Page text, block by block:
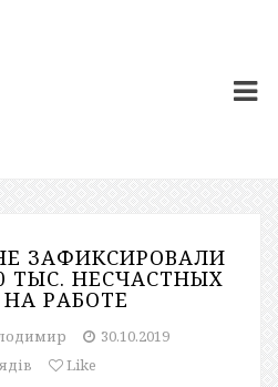
ЗАФИКСИРОВАЛИ
ТЫС. НЕСЧАСТНЫХ
РАБОТЕ
30.10.2019
Like